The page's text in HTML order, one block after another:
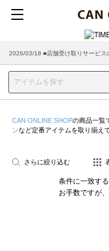
2026/03/18 ■店舗受け取りサービス
CAN ONLINE SHOPの商品一覧
ンなど定番アイテムを取り揃え
さらに絞り込む
条件に一致す
お手数ですが